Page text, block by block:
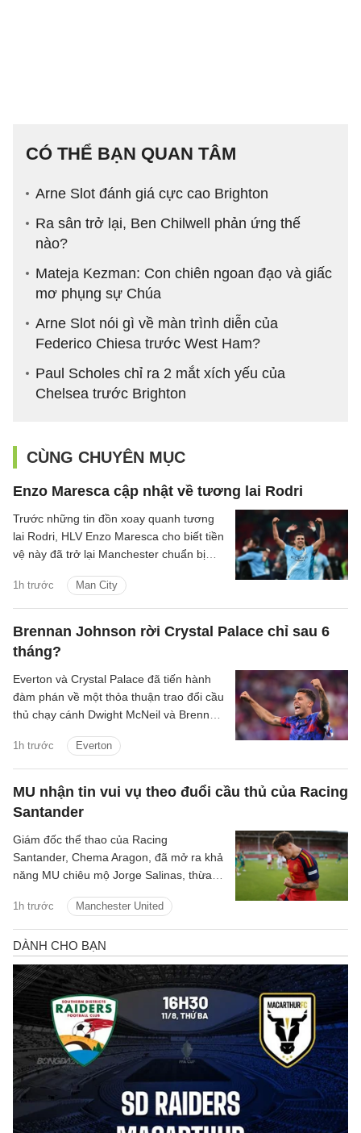
CÓ THỂ BẠN QUAN TÂM
Arne Slot đánh giá cực cao Brighton
Ra sân trở lại, Ben Chilwell phản ứng thế
nào?
Mateja Kezman: Con chiên ngoan đạo và giấc
mơ phụng sự Chúa
Arne Slot nói gì về màn trình diễn của
Federico Chiesa trước West Ham?
Paul Scholes chỉ ra 2 mắt xích yếu của
Chelsea trước Brighton
CÙNG CHUYÊN MỤC
Enzo Maresca cập nhật về tương lai Rodri
1h trước Man City
Trước những tin đồn xoay quanh tương
lai Rodri, HLV Enzo Maresca cho biết tiền
vệ này đã trở lại Manchester chuẩn bị
Brennan Johnson rời Crystal Palace chỉ sau 6
tháng?
1h trước Everton
Everton và Crystal Palace đã tiến hành
đàm phán về một thỏa thuận trao đổi cầu
thủ chạy cánh Dwight McNeil và Brennan
MU nhận tin vui vụ theo đuổi cầu thủ của Racing
Santander
1h trước Manchester United
Giám đốc thể thao của Racing
Santander, Chema Aragon, đã mở ra khả
năng MU chiêu mộ Jorge Salinas, thừa
các ông lớn tiếp cận.